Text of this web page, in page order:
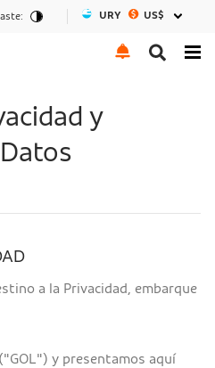
URY US$
y
a la Privacidad, embarque
y presentamos aquí